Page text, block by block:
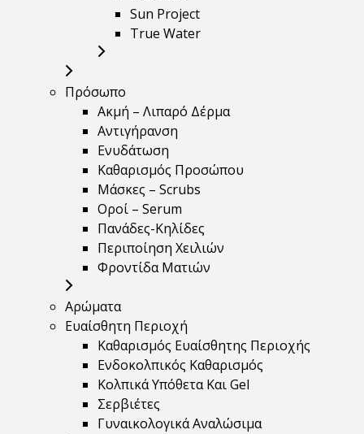
Sun Project
True Water
Πρόσωπο
Ακμή – Λιπαρό Δέρμα
Αντιγήρανση
Ενυδάτωση
Καθαρισμός Προσώπου
Μάσκες – Scrubs
Οροί – Serum
Πανάδες-Κηλίδες
Περιποίηση Χειλιών
Φροντίδα Ματιών
Αρώματα
Ευαίσθητη Περιοχή
Καθαρισμός Ευαίσθητης Περιοχής
Ενδοκολπικός Καθαρισμός
Κολπικά Υπόθετα Και Gel
Σερβιέτες
Γυναικολογικά Αναλώσιμα